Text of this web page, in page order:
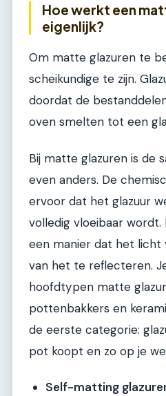
Hoe werkt een
eigenlijk?
Om matte glazuren te
scheikundige te zijn.
doordat de
oven smelten tot een
Bij matte glazuren is de
even anders. De
ervoor dat het glazuur
volledig vloeibaar
een manier dat het licht
van het te reflecteren.
hoofdtypen matte
pottenbakkers en
de eerste categorie:
pot koopt en zo op je
Self-matting